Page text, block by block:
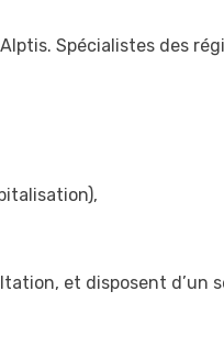
Spécialistes des
et disposent